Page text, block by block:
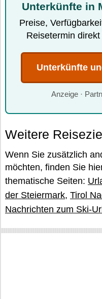
Unterkünfte in
Preise,
Reisetermin
Unterkünfte
Anzeige ·
Weitere
Wenn Sie zusätzlich
möchten, finden Sie
thematische Seiten:
der Steiermark, Tirol
Nachrichten zum Ski-